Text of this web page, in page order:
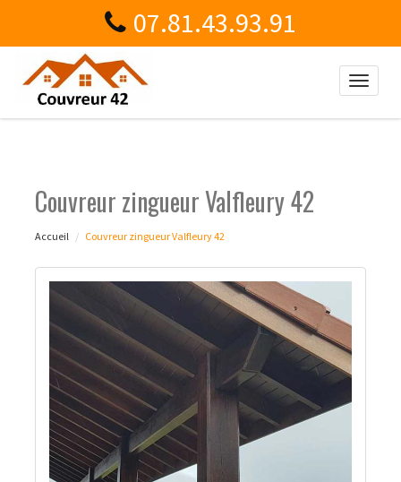
07.81.43.93.91
Toggle
Couvreur zingueur Valfleury 42
Accueil Couvreur zingueur Valfleury 42